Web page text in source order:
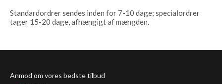
Standardordrer sendes inden for 7-10 dage; specialordrer
tager 15-20 dage, afhængigt af mængden.
Anmod om vores bedste tilbud